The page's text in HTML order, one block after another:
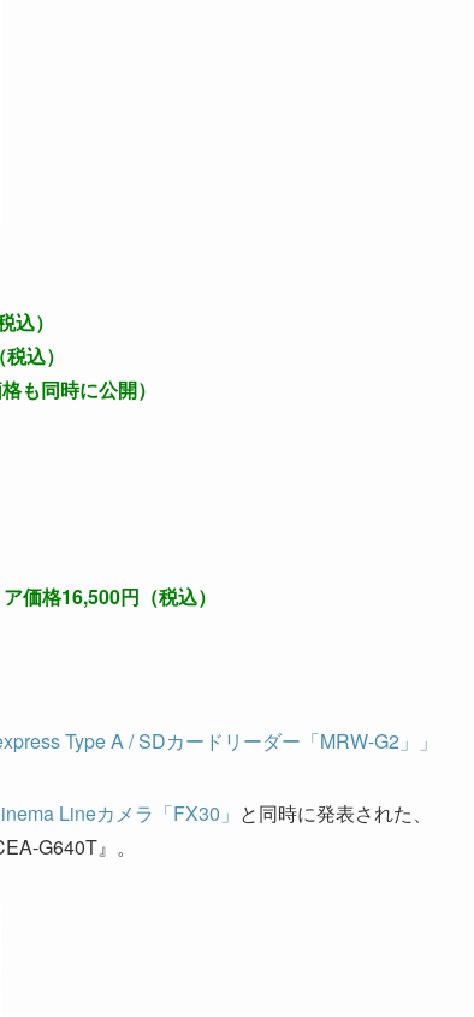
）
込）
も同時に公開）
価格16,500円（税込）
Type A / SDカードリーダー「MRW-G2」」
Lineカメラ「FX30」 と同時に発表された、
G640T』。